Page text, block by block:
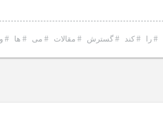
# را # کند # گسترش # مقالات # می # ها #